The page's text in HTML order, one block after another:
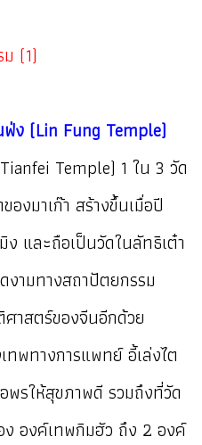
(1)
ง (Lin Fung Temple)
Temple) 1 ใน 3 วัด
องมาเก๊า สร้างขึ้นเมื่อปี
และถือเป็นวัดในลัทธิเต๋า
งามทางสถาปัตยกรรม
าสตร์ของจีนอีกด้วย
พทางการแพทย์ อี้เล่งไต
พรให้สุขภาพดี รวมถึงที่วัด
องค์เทพกิมฮัว ถึง 2 องค์